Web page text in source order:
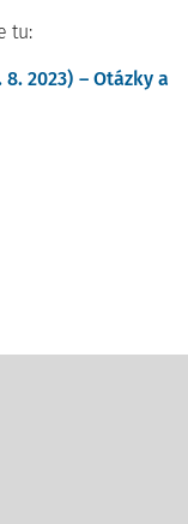
tu:
2023) – Otázky a